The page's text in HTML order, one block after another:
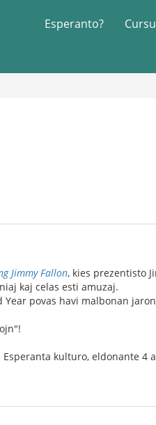
Esperanto?
Jimmy Fallon, kies prezentisto
kaj celas esti amuzaj.
Year povas havi malbonan
kulturo, eldonante